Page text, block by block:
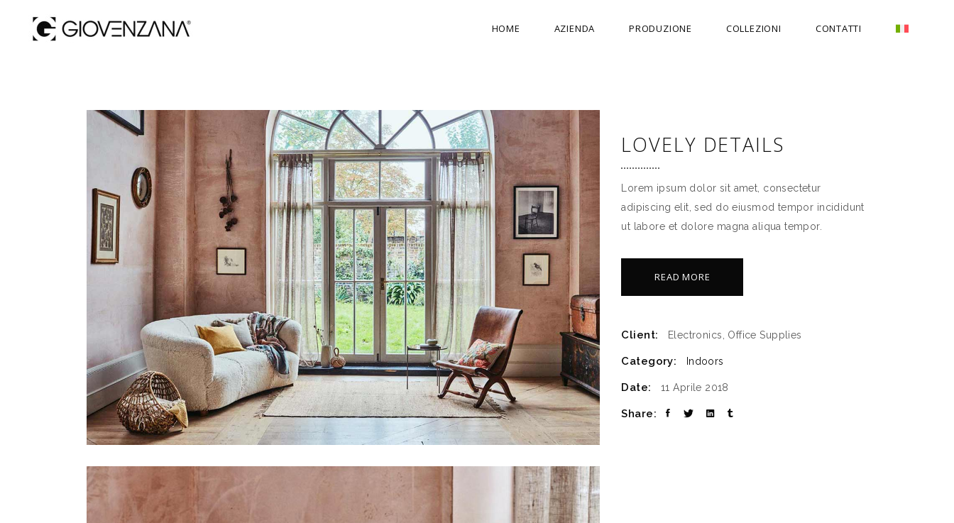
HOME AZIENDA PRODUZIONE COLLEZIONI CONTATTI
LOVELY DETAILS
Lorem ipsum dolor sit amet, consectetur
adipiscing elit, sed do eiusmod tempor incididunt
ut labore et dolore magna aliqua tempor.
READ MORE
Client: Electronics, Office Supplies
Category: Indoors
Date: 11 Aprile 2018
Share: